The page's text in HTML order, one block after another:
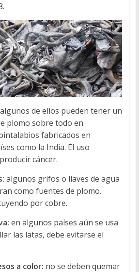
algunos de ellos pueden tener un
plomo sobre todo en
fabricados en
como la India. El uso
cáncer.
algunos grifos o llaves de agua
como fuentes de plomo.
por cobre.
en algunos países aún se usa
las latas, debe evitarse el
a color: no se deben quemar